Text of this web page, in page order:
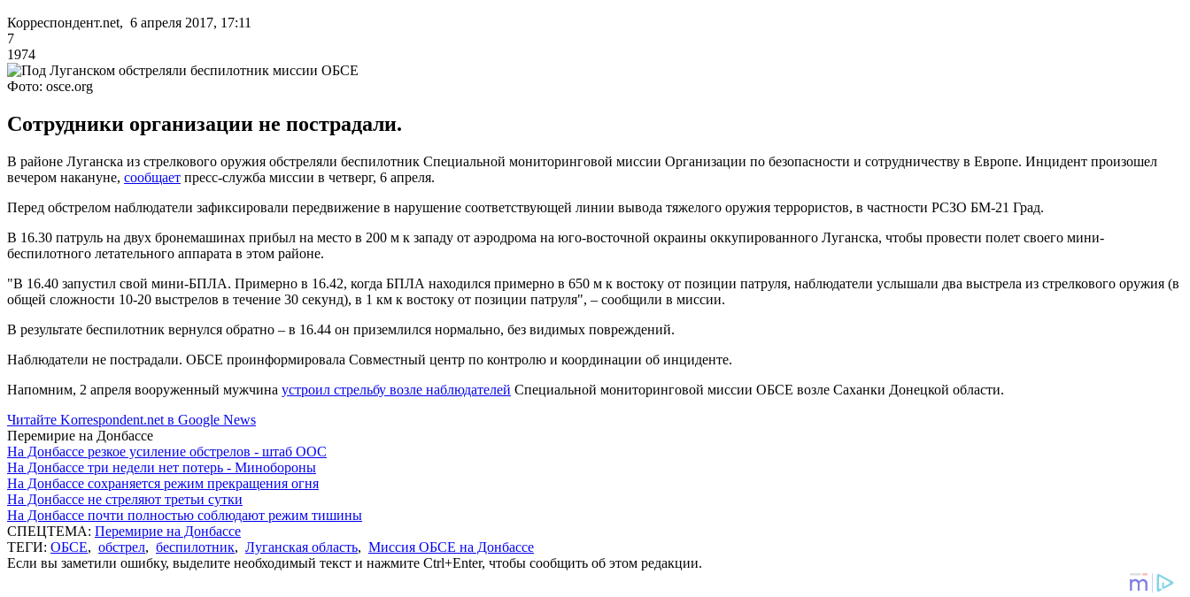
Корреспондент.net, 6 апреля 2017, 17:11
7
1974
Фото: osce.org
Сотрудники организации не пострадали.
В районе Луганска из стрелкового оружия обстреляли беспилотник Специальной мониторинговой миссии Организации по безопасности и сотрудничеству в Европе. Инцидент произошел
вечером накануне, сообщает пресс-служба миссии в четверг, 6 апреля.
Перед обстрелом наблюдатели зафиксировали передвижение в нарушение соответствующей линии вывода тяжелого оружия террористов, в частности РСЗО БМ-21 Град.
В 16.30 патруль на двух бронемашинах прибыл на место в 200 м к западу от аэродрома на юго-восточной окраины оккупированного Луганска, чтобы провести полет своего мини-
беспилотного летательного аппарата в этом районе.
"В 16.40 запустил свой мини-БПЛА. Примерно в 16.42, когда БПЛА находился примерно в 650 м к востоку от позиции патруля, наблюдатели услышали два выстрела из стрелкового оружия (в
общей сложности 10-20 выстрелов в течение 30 секунд), в 1 км к востоку от позиции патруля", – сообщили в миссии.
В результате беспилотник вернулся обратно – в 16.44 он приземлился нормально, без видимых повреждений.
Наблюдатели не пострадали. ОБСЕ проинформировала Совместный центр по контролю и координации об инциденте.
Напомним, 2 апреля вооруженный мужчина устроил стрельбу возле наблюдателей Специальной мониторинговой миссии ОБСЕ возле Саханки Донецкой области.
Читайте Korrespondent.net в Google News
Перемирие на Донбассе
На Донбассе резкое усиление обстрелов - штаб ООС
На Донбассе три недели нет потерь - Минобороны
На Донбассе сохраняется режим прекращения огня
На Донбассе не стреляют третьи сутки
На Донбассе почти полностью соблюдают режим тишины
СПЕЦТЕМА: Перемирие на Донбассе
ТЕГИ: ОБСЕ, обстрел, беспилотник, Луганская область, Миссия ОБСЕ на Донбассе
Если вы заметили ошибку, выделите необходимый текст и нажмите Ctrl+Enter, чтобы сообщить об этом редакции.